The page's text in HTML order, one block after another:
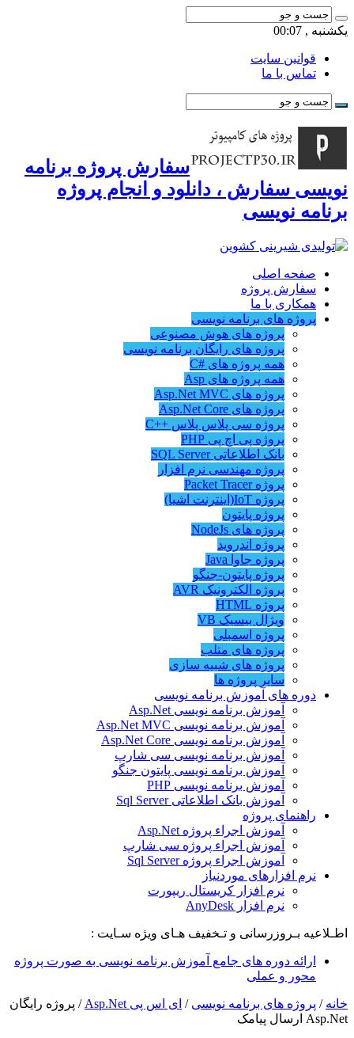
یکشنبه , 00:07
قوانین سایت
تماس با ما
سفارش پروژه برنامه
نویسی سفارش ، دانلود و انجام پروژه
برنامه نویسی
صفحه اصلی
سفارش پروژه
همکاری با ما
پروژه های برنامه نویسی
پروژه های هوش مصنوعی
پروژه های رایگان برنامه نویسی
همه پروژه های #C
همه پروژه های Asp
پروژه های Asp.Net MVC
پروژه های Asp.Net Core
پروژه سی پلاس پلاس ++C
پروژه پی اچ پی PHP
بانک اطلاعاتی SQL Server
پروژه مهندسی نرم افزار
پروژه Packet Tracer
پروژه IoT(اینترنت اشیا)
پروژه پایتون
پروژه های NodeJs
پروژه اندروید
پروژه جاوا Java
پروژه پایتون-جنگو
پروژه الکترونیک AVR
پروژه HTML
ویژال بیسیک VB
پروژه اسمبلی
پروژه های متلب
پروژه های شبیه سازی
سایر پروژه ها
دوره های آموزش برنامه نویسی
آموزش برنامه نویسی Asp.Net
آموزش برنامه نویسی Asp.Net MVC
آموزش برنامه نویسی Asp.Net Core
آموزش برنامه نویسی سی شارپ
آموزش برنامه نویسی پایتون جنگو
آموزش برنامه نویسی PHP
آموزش بانک اطلاعاتی Sql Server
راهنمای پروژه
آموزش اجراء پروژه Asp.Net
آموزش اجراء پروژه سی شارپ
آموزش اجراء پروژه Sql Server
نرم افزارهای موردنیاز
نرم افزار کریستال ریپورت
نرم افزار AnyDesk
اطـلاعیه بـروزرسانی و تـخفیف هـای ویژه سـایت :
ارائه دوره های جامع آموزش برنامه نویسی به صورت پروژه
محور و عملی
خانه / پروژه های برنامه نویسی / ای اس پی Asp.Net / پروژه رایگان
Asp.Net ارسال پیامک